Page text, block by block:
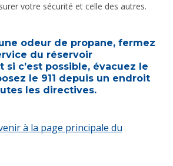
votre sécurité et celle des autres.
odeur de propane, fermez
du réservoir
c’est possible, évacuez le
le 911 depuis un endroit
les directives.
à la page principale du